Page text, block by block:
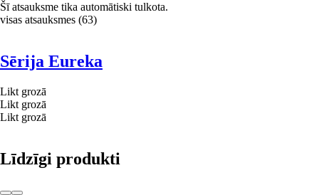
Šī atsauksme tika automātiski tulkota.
visas atsauksmes (63)
Sērija Eureka
Likt grozā
Likt grozā
Likt grozā
Līdzīgi produkti